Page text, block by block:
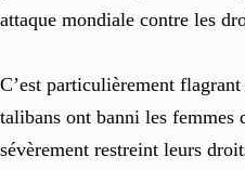
attaque mondiale contre les
C’est particulièrement
talibans ont banni les femmes
sévèrement restreint leurs